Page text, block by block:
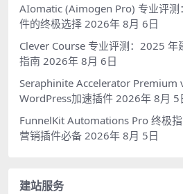
AIomatic (Aimogen Pro) 专业评测
件的终极选择 2026年 8月 6日
Clever Course 专业评测：2025 年
指南 2026年 8月 6日
Seraphinite Accelerator Premium
WordPress加速插件 2026年 8月 5
FunnelKit Automations Pro 终极
营销插件必备 2026年 8月 5日
建站服务